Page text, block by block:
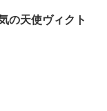
の天使ヴィクト